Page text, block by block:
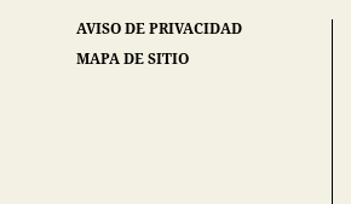
AVISO DE PRIVACIDAD
MAPA DE SITIO